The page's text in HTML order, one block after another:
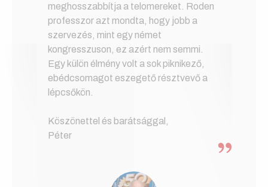
meghosszabbítja a telomereket. Roden
professzor azt mondta, hogy jobb a
szervezés, mint egy német
kongresszuson, ez azért nem semmi.
Egy külön élmény volt a sok piknikező,
ebédcsomagot eszegető résztvevő a
lépcsőkön.
Köszönettel és barátsággal,
Péter